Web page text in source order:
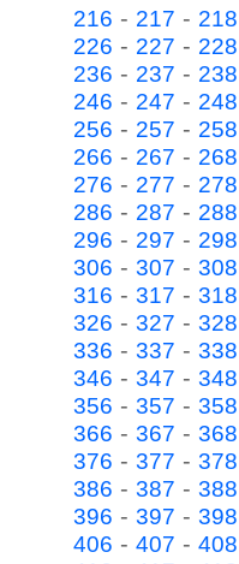
216 - 217 - 218
226 - 227 - 228
236 - 237 - 238
246 - 247 - 248
256 - 257 - 258
266 - 267 - 268
276 - 277 - 278
286 - 287 - 288
296 - 297 - 298
306 - 307 - 308
316 - 317 - 318
326 - 327 - 328
336 - 337 - 338
346 - 347 - 348
356 - 357 - 358
366 - 367 - 368
376 - 377 - 378
386 - 387 - 388
396 - 397 - 398
406 - 407 - 408